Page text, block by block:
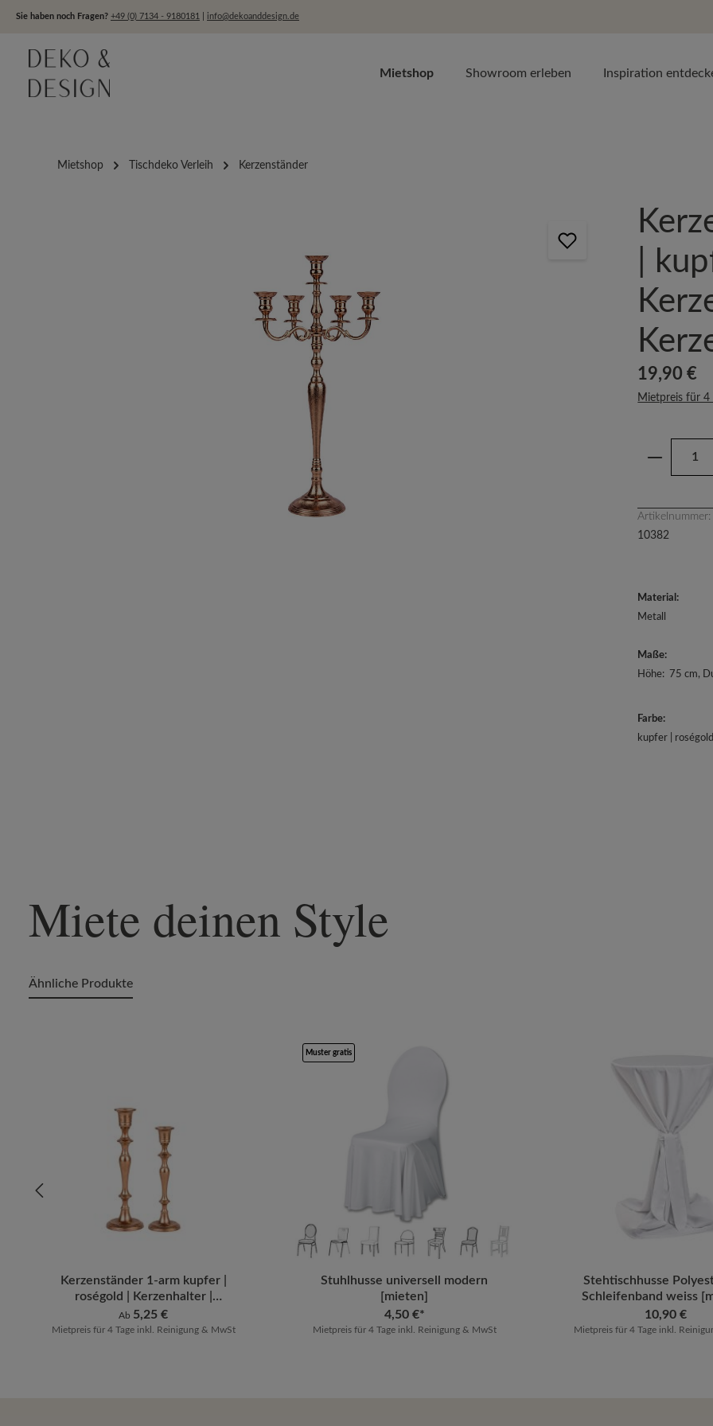
Hauptinhalt springen
Zur Hauptnavigation springen
Sie haben noch Fragen? +49 (0) 7134 - 9180181 info@dekoanddesign.de
Mietshop Showroom erleben Inspiration
Mietshop Tischdeko Verleih Kerzenständer
|
Regulärer
19,90 €
Mietpreis für 4
Artikelnummer:
10382
Material:
Metall
Maße:
Höhe: 75 cm,
Farbe:
kupfer | roségold
Miete deinen Style
Ähnliche Produkte
Kerzenständer 1-arm kupfer |
roségold | Kerzenhalter |
Kerzenleuchter [mieten]
Regulärer Preis:
Ab 5,25 €
Mietpreis für 4 Tage inkl. Reinigung & MwSt
Muster gratis
Stuhlhusse universell modern
[mieten]
4,50 €*
Mietpreis für 4 Tage inkl. Reinigung & MwSt
Produkt Anzahl:
Stehtischhusse
Schleifenband weiss
Regulärer Preis:
10,90 €
Mietpreis für 4 Tage inkl.